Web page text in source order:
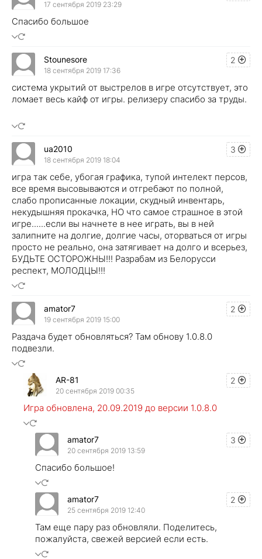
17 сентября 2019 23:29
Спасибо большое
2
Stounesore
18 сентября 2019 17:36
система укрытий от выстрелов в игре отсутствует, это
ломает весь кайф от игры. релизеру спасибо за труды.
3
ua2010
18 сентября 2019 18:04
игра так себе, убогая графика, тупой интелект персов,
все время высовываются и отгребают по полной,
слабо прописанные локации, скудный инвентарь,
некудышняя прокачка, НО что самое страшное в этой
игре......если вы начнете в нее играть, вы в ней
залипните на долгие, долгие часы, оторваться от игры
просто не реально, она затягивает на долго и всерьез,
БУДЬТЕ ОСТОРОЖНЫ!!! Разрабам из Белорусси
респект, МОЛОДЦЫ!!!
2
amator7
19 сентября 2019 15:00
Раздача будет обновляться? Там обнову 1.0.8.0
подвезли.
2
AR-81
20 сентября 2019 00:35
Игра обновлена, 20.09.2019 до версии 1.0.8.0
3
amator7
20 сентября 2019 13:59
Спасибо большое!
2
amator7
25 сентября 2019 12:40
Там еще пару раз обновляли. Поделитесь,
пожалуйста, свежей версией если есть.